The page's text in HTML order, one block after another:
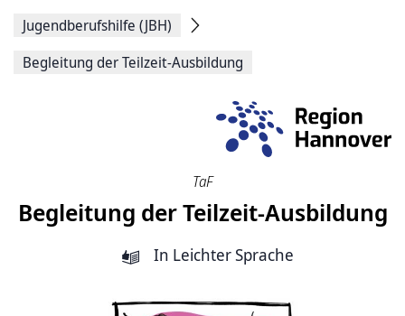
Jugendberufshilfe (JBH)
Begleitung der Teilzeit-Ausbildung
TaF
Begleitung der Teilzeit-Ausbildung
In Leichter Sprache